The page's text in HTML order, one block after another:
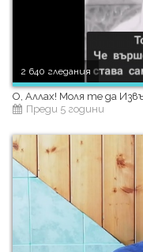
2 640 гледания
О, Аллах! Моля те да
Преди 5 години